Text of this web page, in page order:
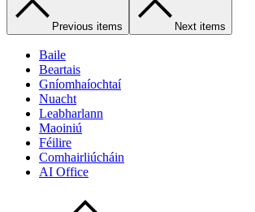
Previous items Next items
Baile
Beartais
Gníomhaíochtaí
Nuacht
Leabharlann
Maoiniú
Féilire
Comhairliúcháin
AI Office